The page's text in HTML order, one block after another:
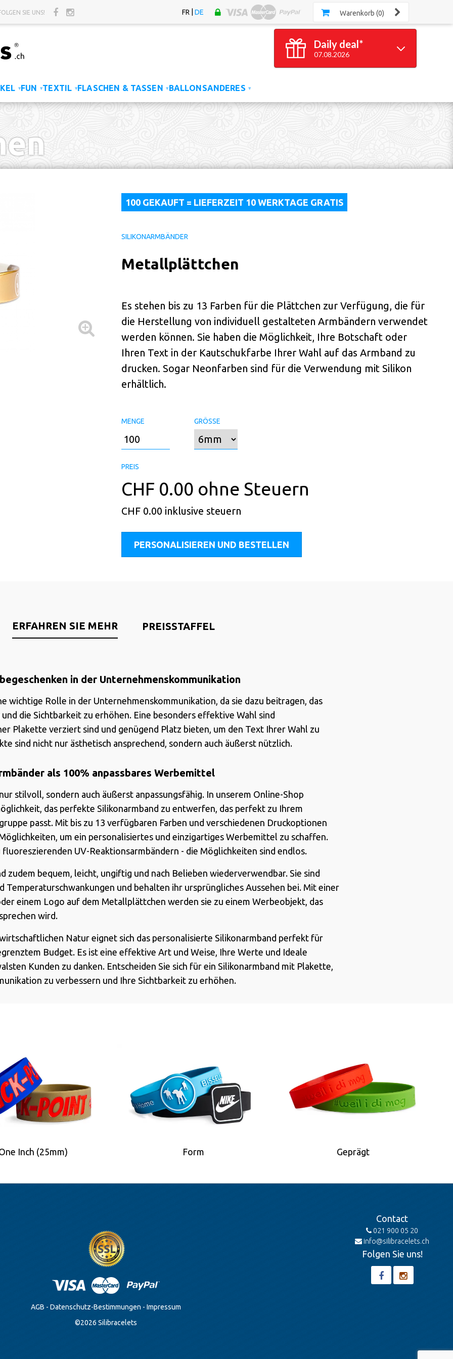
SIE UNS! FR |DE Warenkorb (0)
Daily deal*
07.08.2026
100GRATIS*Silikonarmbänder
▾FUN ▾TEXTIL ▾FLASCHEN & TASSEN ▾BALLONSANDERES ▾
100 GEKAUFT = LIEFERZEIT 10 WERKTAGE GRATIS
SILIKONARMBÄNDER
Metallplättchen
Es stehen bis zu 13 Farben für die Plättchen zur Verfügung, die für
die Herstellung von individuell gestalteten Armbändern verwendet
werden können. Sie haben die Möglichkeit, Ihre Botschaft oder
Ihren Text in der Kautschukfarbe Ihrer Wahl auf das Armband zu
drucken. Sogar Neonfarben sind für die Verwendung mit Silikon
erhältlich.
MENGE GRÖSSE
PREIS
CHF 0.00 ohne Steuern
CHF 0.00 inklusive steuern
PERSONALISIEREN UND BESTELLEN
ERFAHREN SIE MEHR PREISSTAFFEL
in der Unternehmenskommunikation
wichtige Rolle in der Unternehmenskommunikation, da sie dazu beitragen, das
die Sichtbarkeit zu erhöhen. Eine besonders effektive Wahl sind
Plakette verziert sind und genügend Platz bieten, um den Text Ihrer Wahl zu
sind nicht nur ästhetisch ansprechend, sondern auch äußerst nützlich.
als 100% anpassbares Werbemittel
stilvoll, sondern auch äußerst anpassungsfähig. In unserem Online-Shop
das perfekte Silikonarmband zu entwerfen, das perfekt zu Ihrem
passt. Mit bis zu 13 verfügbaren Farben und verschiedenen Druckoptionen
um ein personalisiertes und einzigartiges Werbemittel zu schaffen.
UV-Reaktionsarmbändern - die Möglichkeiten sind endlos.
zudem bequem, leicht, ungiftig und nach Belieben wiederverwendbar. Sie sind
Temperaturschwankungen und behalten ihr ursprüngliches Aussehen bei. Mit einer
einem Logo auf dem Metallplättchen werden sie zu einem Werbeobjekt, das
wird.
Natur eignet sich das personalisierte Silikonarmband perfekt für
Budget. Es ist eine effektive Art und Weise, Ihre Werte und Ideale
Kunden zu danken. Entscheiden Sie sich für ein Silikonarmband mit Plakette,
zu verbessern und Ihre Sichtbarkeit zu erhöhen.
Inch (25mm) Form Geprägt
AGB - Datenschutz-Bestimmungen - Impressum
©2026 Silibracelets
Contact
021 900 05 20
info@silibracelets.ch
Folgen Sie uns!